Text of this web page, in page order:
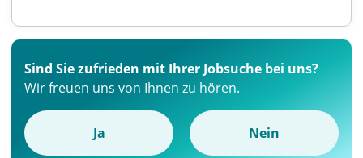
Sind Sie zufrieden mit Ihrer Jobsuche bei uns?
Wir freuen uns von Ihnen zu hören.
Ja Nein